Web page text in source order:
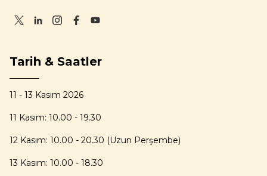
Tarih & Saatler
11 - 13 Kasım 2026
11 Kasım: 10.00 - 19.30
12 Kasım: 10.00 - 20.30 (Uzun Perşembe)
13 Kasım: 10.00 - 18.30